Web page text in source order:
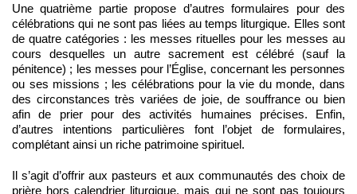
Une quatrième partie propose d’autres formulaires pour des
célébrations qui ne sont pas liées au temps liturgique. Elles sont
de quatre catégories : les messes rituelles pour les messes au
cours desquelles un autre sacrement est célébré (sauf la
pénitence) ; les messes pour l’Église, concernant les personnes
ou ses missions ; les célébrations pour la vie du monde, dans
des circonstances très variées de joie, de souffrance ou bien
afin de prier pour des activités humaines précises. Enfin,
d’autres intentions particulières font l’objet de formulaires,
complétant ainsi un riche patrimoine spirituel.
Il s’agit d’offrir aux pasteurs et aux communautés des choix de
prière hors calendrier liturgique, mais qui ne sont pas toujours